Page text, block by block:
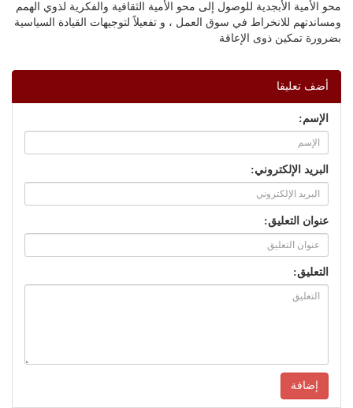
محو الأمية الأبجدية للوصول إلى محو الأمية الثقافية والفكرية لذوي الهمم
ومساندتهم للانخراط في سوق العمل ، و تفعيلاً لتوجيهات القيادة السياسية
بضرورة تمكين ذوى الإعاقة
أضف تعليقا
الإسم:
البريد الإلكتروني:
عنوان التعليق:
التعليق: